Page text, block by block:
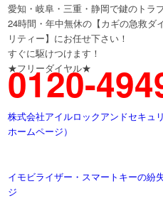
愛知・岐阜・三重・静岡で鍵のトラ
24時間・年中無休の【カギの急救ダ
リティー】にお任せ下さい！
すぐに駆けつけます！
★フリーダイヤル★
0120-
株式会社アイルロックアンドセキュ
ホームページ）
イモビライザー・スマートキーの紛
ジ